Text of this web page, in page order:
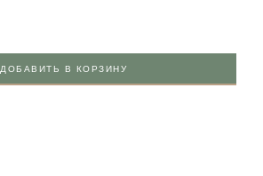
ДОБАВИТЬ В КОРЗИНУ